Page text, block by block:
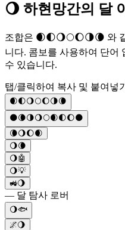
🌖 하현망간의 달
조합은 🌒🌓🌖🌕🌔🌗🌘 와
니다. 콤보를 사용하여 단어
수 있습니다.
탭/클릭하여 복사 및 붙여넣기
🌒🌓🌖🌕🌔🌗🌘
🌑🌘🌗🌖🌕🌒🌓🌔🌑
🌘🌖🌔🌒
🌖🌘
🌖🤖
🌖💡
🚜🌖
— 달 탐사 로버
🌖🐟
🌌🌖